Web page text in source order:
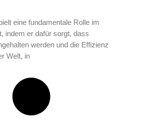
eine fundamentale Rolle im
indem er dafür sorgt, dass
werden und die Effizienz
Welt, in